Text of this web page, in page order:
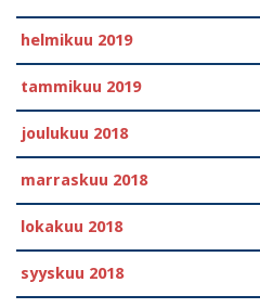
helmikuu 2019
tammikuu 2019
joulukuu 2018
marraskuu 2018
lokakuu 2018
syyskuu 2018